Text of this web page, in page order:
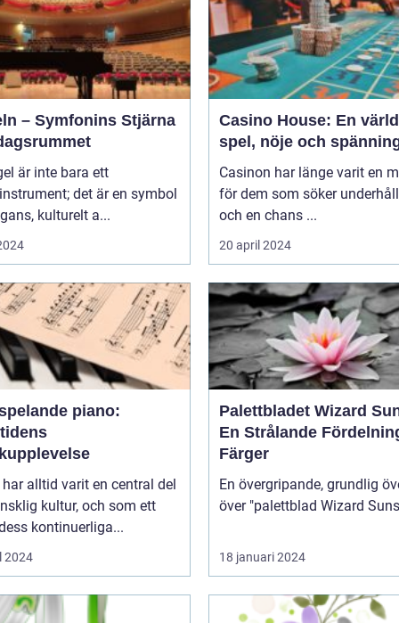
– Symfonins Stjärna
är inte bara ett
det är en symbol
kulturelt a...
Casino House: En
spel, nöje och
Casinon har länge varit en
för dem som söker
och en chans ...
20 april 2024
piano:
alltid varit en central del
kultur, och som ett
kontinuerliga...
2024
Palettbladet Wizard
En Strålande
Färger
En övergripande, grundlig
18 januari 2024